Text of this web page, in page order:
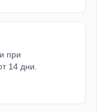
при
14 дни.